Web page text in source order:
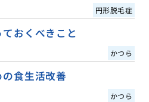
円形脱毛症
おくべきこと
かつら
食生活改善
かつら